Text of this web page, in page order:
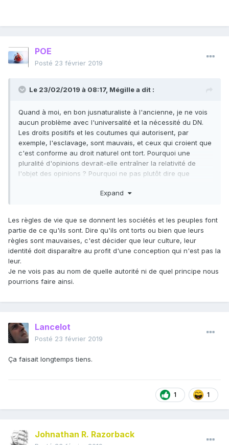
POE
Posté 23 février 2019
Le 23/02/2019 à 08:17, Mégillea dit :
Quand à moi, en bon jusnaturaliste à l'ancienne, je ne vois
aucun problème avec l'universalité et la nécessité du DN.
Les droits positifs et les coutumes qui autorisent, par
exemple, l'esclavage, sont mauvais, et ceux qui croient que
c'est conforme au droit naturel ont tort. Pourquoi une
pluralité d'opinions devrait-elle entraîner la relativité de
l'objet des opinions ? Pourquoi ne pas plutôt dire que
des peuples entiers ne pourraient pas avoir tort, que ce soit
Expand
Les règles de vie que se donnent les sociétés et les peuples font
partie de ce qu'ils sont. Dire qu'ils ont torts ou bien que leurs
règles sont mauvaises, c'est décider que leur culture, leur
identité doit disparaître au profit d'une conception qui n'est pas la
leur.
Je ne vois pas au nom de quelle autorité ni de quel principe nous
pourrions faire ainsi.
Lancelot
Posté 23 février 2019
Ça faisait longtemps tiens.
1 1
Johnathan R. Razorback